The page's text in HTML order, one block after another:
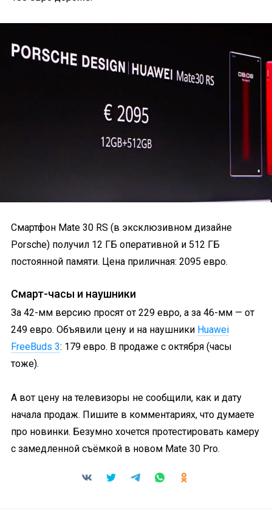
Смартфон Mate 30 RS (в эксклюзивном дизайне
Porsche) получил 12 ГБ оперативной и 512 ГБ
постоянной памяти. Цена приличная: 2095 евро.
Смарт-часы и наушники
За 42-мм версию просят от 229 евро, а за 46-мм — от
249 евро. Объявили цену и на наушники Huawei
FreeBuds 3: 179 евро. В продаже с октября (часы
тоже).
А вот цену на телевизоры не сообщили, как и дату
начала продаж. Пишите в комментариях, что думаете
про новинки. Безумно хочется протестировать камеру
с замедленной съёмкой в новом Mate 30 Pro.